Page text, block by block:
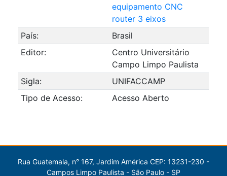
equipamento CNC
router 3 eixos
País:
Brasil
Editor:
Centro Universitário
Campo Limpo Paulista
Sigla:
UNIFACCAMP
Tipo de Acesso:
Acesso Aberto
Rua Guatemala, n° 167, Jardim América CEP: 13231-230 -
Campos Limpo Paulista - São Paulo - SP